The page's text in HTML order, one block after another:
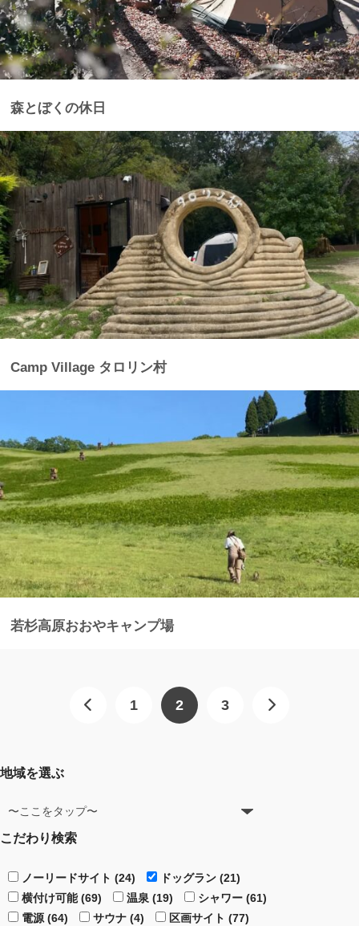
森とぼくの休日
Camp Village タロリン村
若杉高原おおやキャンプ場
1 2 3
地域を選ぶ
こだわり検索
ノーリードサイト (24)
ドッグラン (21)
横付け可能 (69)
温泉 (19)
シャワー (61)
電源 (64)
サウナ (4)
区画サイト (77)